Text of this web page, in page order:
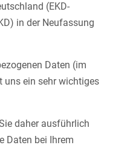
(EKD-
in der Neufassung
Daten (im
uns ein sehr wichtiges
daher ausführlich
Daten bei Ihrem